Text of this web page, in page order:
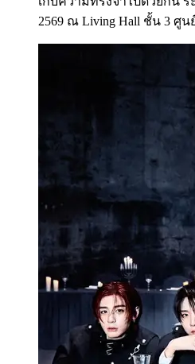
2569 ณ Living Hall ชั้น 3 ศู